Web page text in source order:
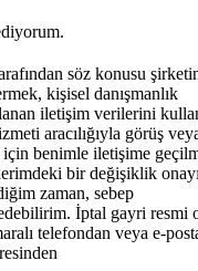
söz konusu
kişisel danışmanlık
iletişim verilerini
aracılığıyla görüş
benimle iletişime
bir değişiklik
zaman, sebep
İptal gayri resmi
telefondan veya e-